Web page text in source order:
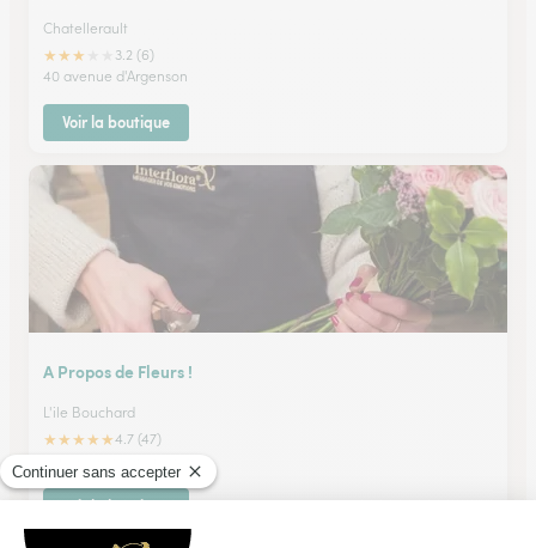
Chatellerault
★★★
3.2 (6)
40 avenue d'Argenson
Voir la boutique
A Propos de Fleurs !
L'ile Bouchard
★★★★★4.7 (47)
Voir la boutique